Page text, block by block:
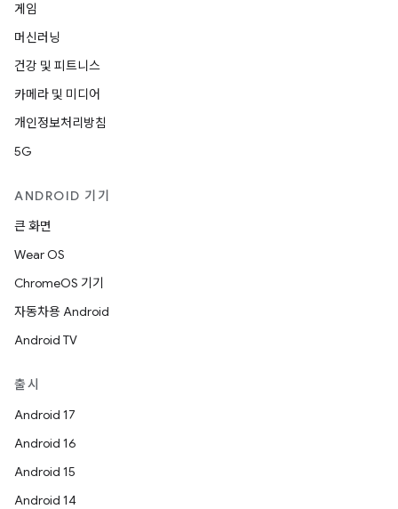
게임
머신러닝
건강 및 피트니스
카메라 및 미디어
개인정보처리방침
5G
ANDROID 기기
큰 화면
Wear OS
ChromeOS 기기
자동차용 Android
Android TV
출시
Android 17
Android 16
Android 15
Android 14